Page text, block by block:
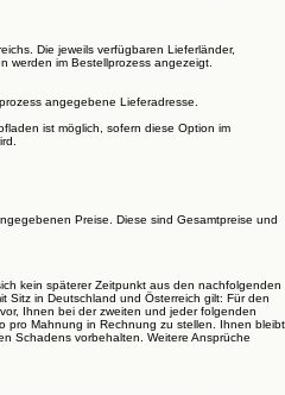
Die jeweils verfügbaren Lieferländer,
werden im Bestellprozess angezeigt.
angegebene Lieferadresse.
ist möglich, sofern diese Option im
Preise. Diese sind Gesamtpreise und
kein späterer Zeitpunkt aus den nachfolgenden
in Deutschland und Österreich gilt: Für den
Ihnen bei der zweiten und jeder folgenden
pro Mahnung in Rechnung zu stellen. Ihnen bleibt
Schadens vorbehalten. Weitere Ansprüche